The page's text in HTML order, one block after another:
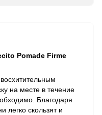
Pomade Firme
на месте в течение
Благодаря
легко скользят и